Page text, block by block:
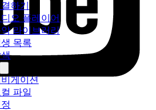
하기
디오 플레이어
악 라이브러리
목록
게이션
컬 파일